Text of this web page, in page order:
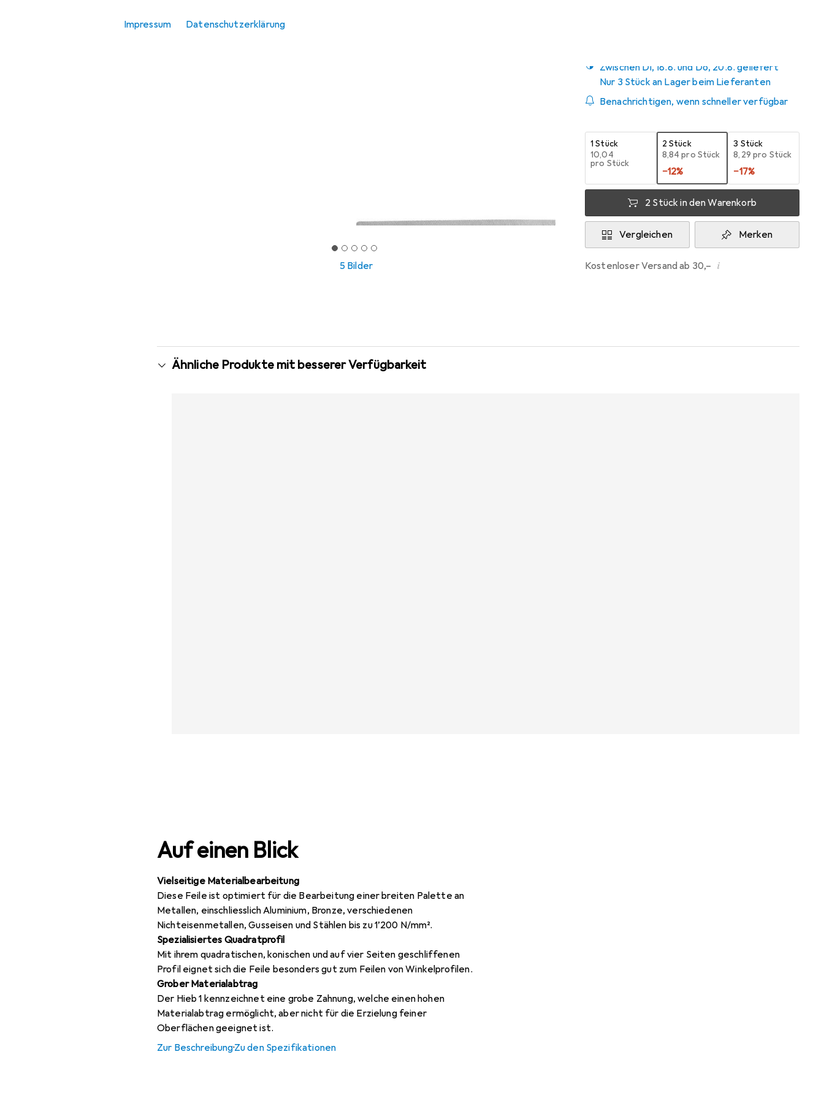
Impressum Datenschutzerklärung
5 Bilder
Zwischen Di, 18.8. und Do, 20.8. geliefert
Nur 3 Stück an Lager beim Lieferanten
Benachrichtigen, wenn schneller verfügbar
1 Stück
EUR
10,04
pro Stück
2 Stück
EUR
8,84 pro Stück
−12%
3 Stück
EUR
8,29 pro Stück
−17%
2 Stück in den Warenkorb
Vergleichen Merken
Kostenloser Versand ab 30,– i
Ähnliche Produkte mit besserer Verfügbarkeit
Auf einen Blick
Vielseitige Materialbearbeitung
Diese Feile ist optimiert für die Bearbeitung einer breiten Palette an
Metallen, einschliesslich Aluminium, Bronze, verschiedenen
Nichteisenmetallen, Gusseisen und Stählen bis zu 1’200 N/mm².
Spezialisiertes Quadratprofil
Mit ihrem quadratischen, konischen und auf vier Seiten geschliffenen
Profil eignet sich die Feile besonders gut zum Feilen von Winkelprofilen.
Grober Materialabtrag
Der Hieb 1 kennzeichnet eine grobe Zahnung, welche einen hohen
Materialabtrag ermöglicht, aber nicht für die Erzielung feiner
Oberflächen geeignet ist.
Zur Beschreibung·Zu den Spezifikationen